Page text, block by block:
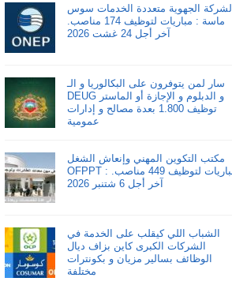
الشركة الجهوية متعددة الخدمات سوس
ماسة : مباريات لتوظيف 174 مناصب.
آخر أجل 24 غشت 2026
سار لمن يتوفرون على البكالوريا و الـ
DEUG و الدبلوم و الإجازة أو الماستر
توظيف 1.800 بعدة مصالح و إدارات
عمومية
مكتب التكوين المهني وإنعاش الشغل
OFPPT : مباريات لتوظيف 449 مناصب.
آخر أجل 6 شتنبر 2026
الشباب اللي كيقلب على الخدمة في
الشركات الكبرى كاين بزاف ديال
الوظائف بسالير مزيان و بكونترات
مختلفة